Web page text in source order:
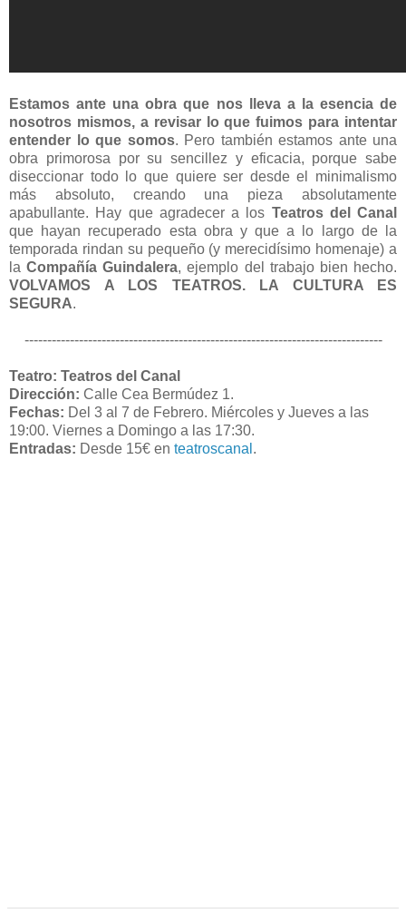
Estamos ante una obra que nos lleva a la esencia de
nosotros mismos, a revisar lo que fuimos para intentar
entender lo que somos. Pero también estamos ante una
obra primorosa por su sencillez y eficacia, porque sabe
diseccionar todo lo que quiere ser desde el minimalismo
más absoluto, creando una pieza absolutamente
apabullante. Hay que agradecer a los Teatros del Canal
que hayan recuperado esta obra y que a lo largo de la
temporada rindan su pequeño (y merecidísimo homenaje) a
laCompañía Guindalera, ejemplo del trabajo bien hecho.
VOLVAMOS A LOS TEATROS. LA CULTURA ES
SEGURA.
-------------------------------------------------------------------------------
Teatro: Teatros del Canal
Dirección: Calle Cea Bermúdez 1.
Fechas: Del 3 al 7 de Febrero. Miércoles y Jueves a las
19:00. Viernes a Domingo a las 17:30.
Entradas: Desde 15€ en teatroscanal .